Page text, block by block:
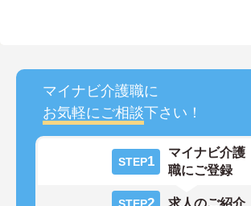
マイナビ介護職に
お気軽にご相談下さい！
STEP1
マイナビ介護
職にご登録